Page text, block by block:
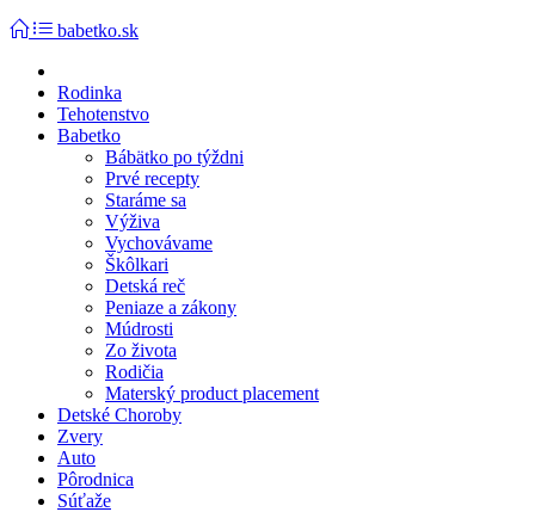
babetko.sk
Rodinka
Tehotenstvo
Babetko
Bábätko po týždni
Prvé recepty
Staráme sa
Výživa
Vychovávame
Škôlkari
Detská reč
Peniaze a zákony
Múdrosti
Zo života
Rodičia
Materský product placement
Detské Choroby
Zvery
Auto
Pôrodnica
Súťaže